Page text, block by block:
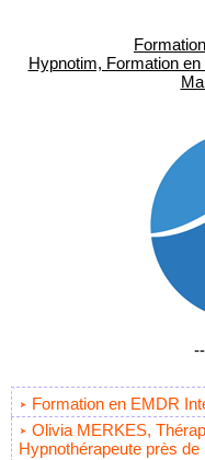
Hypnotim, Formation
Formation en EMDR
Olivia MERKES,
Hypnothérapeute près de